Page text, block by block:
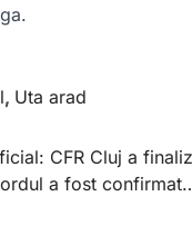
, Uta arad
CFR Cluj a
a fost